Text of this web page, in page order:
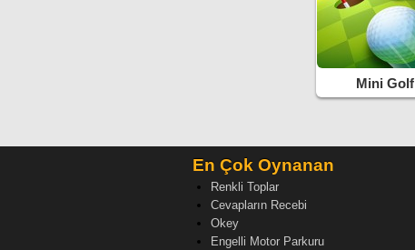
Mini Golf
En Çok Oynanan
Renkli Toplar
Cevapların Recebi
Okey
Engelli Motor Parkuru